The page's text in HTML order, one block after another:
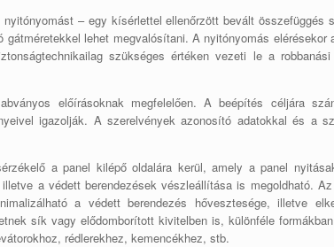
– egy kísérlettel ellenőrzött bevált összefüggés
lehet megvalósítani. A nyitónyomás elérésekor
szükséges értéken vezeti le a robbanási
előírásoknak megfelelően. A beépítés céljára
igazolják. A szerelvények azonosító adatokkal és a
a panel kilépő oldalára kerül, amely a panel
a védett berendezések vészleállítása is megoldható.
a védett berendezés hővesztesége, illetve
sík vagy elődomborított kivitelben is, különféle
rédlerekhez, kemencékhez, stb.